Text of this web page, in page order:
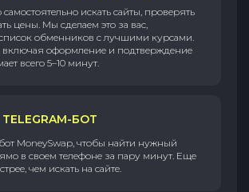
искать сайты, проверять
цены. Мы сделаем это за вас,
обменников с лучшими курсами.
включая оформление и подтверждение
всего 5–10 минут.
БОТ
MoneySwap, чтобы найти нужный
в своем телефоне за пару минут. Еще
чем искать на сайте.